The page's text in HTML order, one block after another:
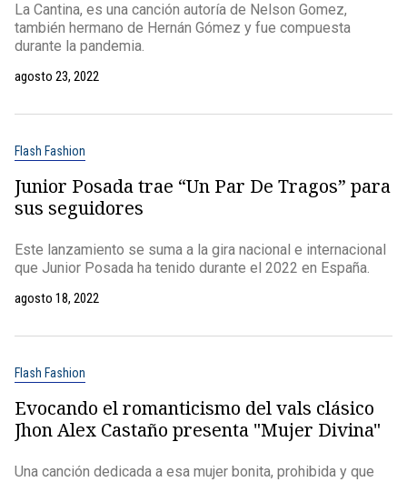
La Cantina, es una canción autoría de Nelson Gomez,
también hermano de Hernán Gómez y fue compuesta
durante la pandemia.
agosto 23, 2022
Flash Fashion
Junior Posada trae “Un Par De Tragos” para
sus seguidores
Este lanzamiento se suma a la gira nacional e internacional
que Junior Posada ha tenido durante el 2022 en España.
agosto 18, 2022
Flash Fashion
Evocando el romanticismo del vals clásico
Jhon Alex Castaño presenta "Mujer Divina"
Una canción dedicada a esa mujer bonita, prohibida y que